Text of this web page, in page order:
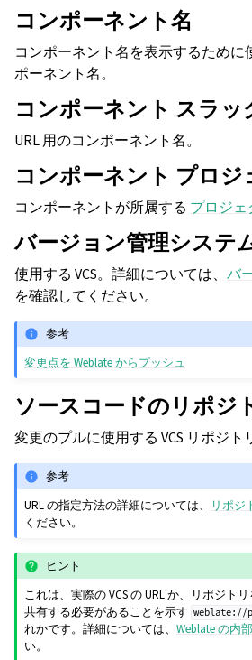
コンポーネント名
コンポーネント名を表示するために
ポーネント名。
コンポーネント スラッ
URL 用のコンポーネント名。
コンポーネント プロジ
コンポーネントが所属する プロジェ
バージョン管理システ
使用する VCS。詳細については、 バ
を確認してください。
参考
変更点を Weblate からプッシュ
ソースコードのリポジ
変更のプルに使用する VCS リポジト
参考
URL の指定方法の詳細については、
リポジ
ください。
ヒント
これは、実際の VCS の URL か、リポジト
共有する必要があることを示す weblate://
れかです。詳細については、Weblate の内
い。